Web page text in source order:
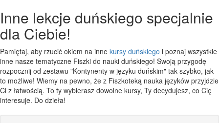
Inne lekcje duńskiego specjalnie
dla Ciebie!
Pamiętaj, aby rzucić okiem na inne kursy duńskiego i poznaj wszystkie
inne nasze tematyczne Fiszki do nauki duńskiego! Swoją przygodę
rozpocznij od zestawu "Kontynenty w języku duńskim" tak szybko, jak
to możliwe! Wiemy na pewno, że z Fiszkoteką nauka języków przyjdzie
Ci z łatwością. To ty wybierasz dowolne kursy, Ty decydujesz, co Cię
interesuje. Do dzieła!